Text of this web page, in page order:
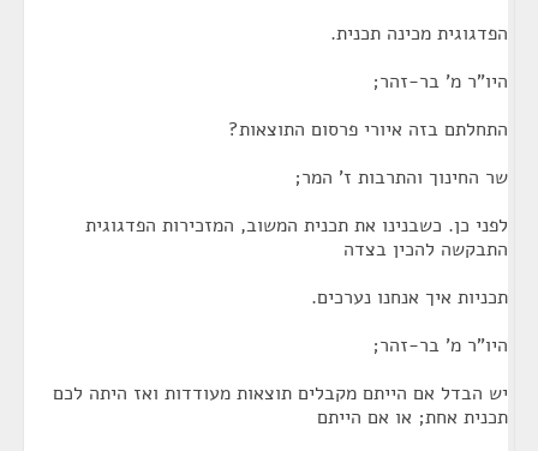
הפדגוגית מכינה תכנית.
היו"ר מ' בר-זהר;
התחלתם בזה איורי פרסום התוצאות?
שר החינוך והתרבות ז' המר;
לפני כן. כשבנינו את תכנית המשוב, המזכירות הפדגוגית
התבקשה להכין בצדה
תכניות איך אנחנו נערכים.
היו"ר מ' בר-זהר;
יש הבדל אם הייתם מקבלים תוצאות מעודדות ואז היתה לכם
תכנית אחת; או אם הייתם